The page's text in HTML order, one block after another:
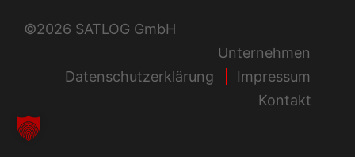
©2026 SATLOG GmbH
Unternehmen
Datenschutzerklärung
Impressum
Kontakt